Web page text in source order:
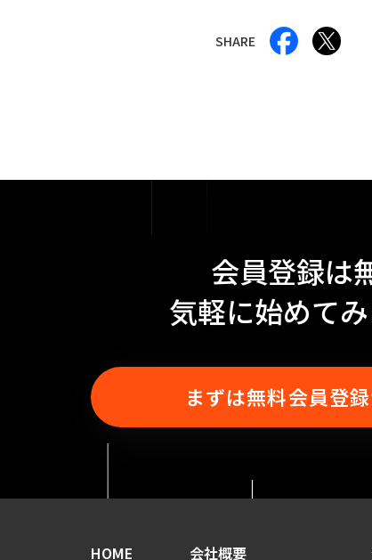
SHARE
会員登録は
気軽に始めて
まずは無料会員登
HOME 会社概要